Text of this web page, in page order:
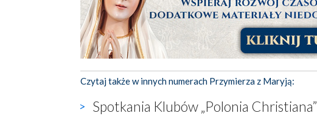
Czytaj także w innych numerach Przymierza z Maryją:
Spotkania Klubów „Polonia Christiana”